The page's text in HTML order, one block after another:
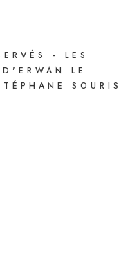
- LES
LE
SOURIS